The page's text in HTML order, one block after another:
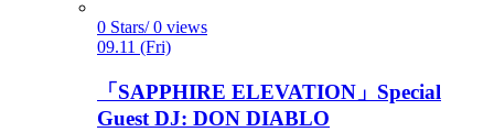
0 Stars/ 0 views
09.11 (Fri)
「SAPPHIRE ELEVATION」Special
Guest DJ: DON DIABLO